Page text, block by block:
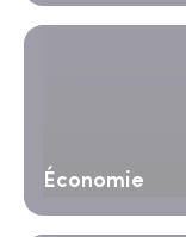
Économie